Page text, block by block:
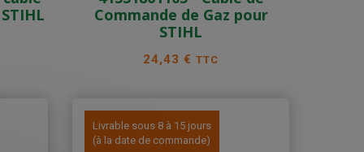
Commande de Gaz pour
STIHL
Prix
24,43 €TTC
Livrable sous 8 à 15 jours
(à la date de commande)